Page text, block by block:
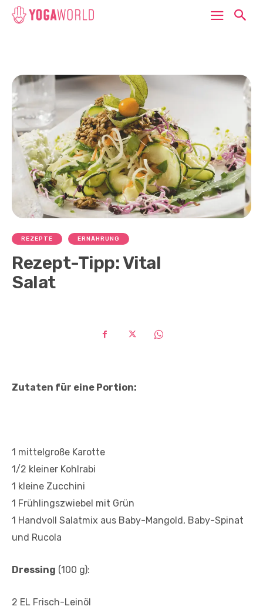
REZEPTE ERNÄHRUNG
Rezept-Tipp: Vital
Salat
Zutaten für eine Portion:
1 mittelgroße Karotte
1/2 kleiner Kohlrabi
1 kleine Zucchini
1 Frühlingszwiebel mit Grün
1 Handvoll Salatmix aus Baby-Mangold, Baby-Spinat
und Rucola
Dressing (100 g):
2 EL Frisch-Leinöl